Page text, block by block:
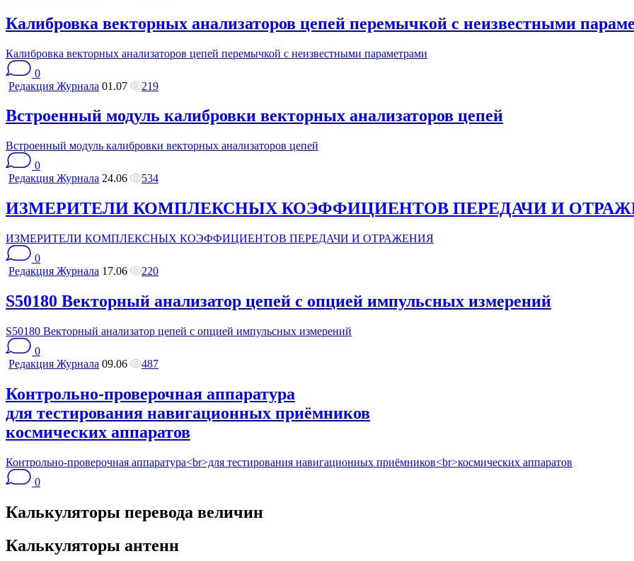
Калибровка векторных анализаторов цепей перемычкой с неизвестными
Калибровка векторных анализаторов цепей перемычкой с неизвестными параметрами
0
Редакция Журнала 01.07 219
Встроенный модуль калибровки векторных анализаторов цепей
Встроенный модуль калибровки векторных анализаторов цепей
0
Редакция Журнала 24.06 534
ИЗМЕРИТЕЛИ КОМПЛЕКСНЫХ КОЭФФИЦИЕНТОВ ПЕРЕДАЧИ И
ИЗМЕРИТЕЛИ КОМПЛЕКСНЫХ КОЭФФИЦИЕНТОВ ПЕРЕДАЧИ И ОТРАЖЕНИЯ
0
Редакция Журнала 17.06 220
S50180 Векторный анализатор цепей с опцией импульсных измерений
S50180 Векторный анализатор цепей с опцией импульсных измерений
0
Редакция Журнала 09.06 487
Контрольно-проверочная аппаратура
для тестирования навигационных приёмников
космических аппаратов
Контрольно-проверочная аппаратура<br>для тестирования навигационных приёмников<br>космических аппаратов
0
Калькуляторы перевода величин
Калькуляторы антенн